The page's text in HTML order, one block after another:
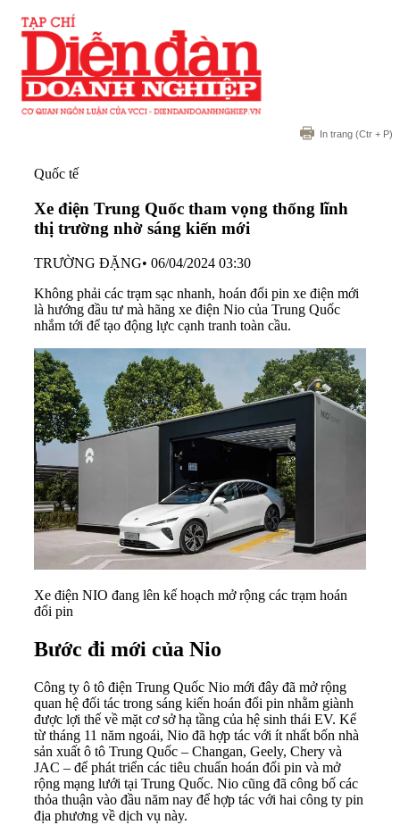
In trang (Ctr + P)
Quốc tế
Xe điện Trung Quốc tham vọng thống lĩnh
thị trường nhờ sáng kiến mới
TRƯỜNG ĐẶNG• 06/04/2024 03:30
Không phải các trạm sạc nhanh, hoán đổi pin xe điện mới
là hướng đầu tư mà hãng xe điện Nio của Trung Quốc
nhắm tới để tạo động lực cạnh tranh toàn cầu.
Xe điện NIO đang lên kế hoạch mở rộng các trạm hoán
đổi pin
Bước đi mới của Nio
Công ty ô tô điện Trung Quốc Nio mới đây đã mở rộng
quan hệ đối tác trong sáng kiến hoán đổi pin nhằm giành
được lợi thế về mặt cơ sở hạ tầng của hệ sinh thái EV. Kể
từ tháng 11 năm ngoái, Nio đã hợp tác với ít nhất bốn nhà
sản xuất ô tô Trung Quốc – Changan, Geely, Chery và
JAC – để phát triển các tiêu chuẩn hoán đổi pin và mở
rộng mạng lưới tại Trung Quốc. Nio cũng đã công bố các
thỏa thuận vào đầu năm nay để hợp tác với hai công ty pin
địa phương về dịch vụ này.